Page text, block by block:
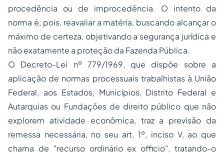
procedência ou de improcedência. O intento da
norma é, pois, reavaliar a matéria, buscando alcançar o
máximo de certeza, objetivando a segurança jurídica e
não exatamente a proteção da Fazenda Pública.
O Decreto-Lei nº 779/1969, que dispõe sobre a
aplicação de normas processuais trabalhistas à União
Federal, aos Estados, Municípios, Distrito Federal e
Autarquias ou Fundações de direito público que não
explorem atividade econômica, traz a previsão da
remessa necessária, no seu art. 1º, inciso V, ao que
chama de "recurso ordinário ex officio", tratando-o